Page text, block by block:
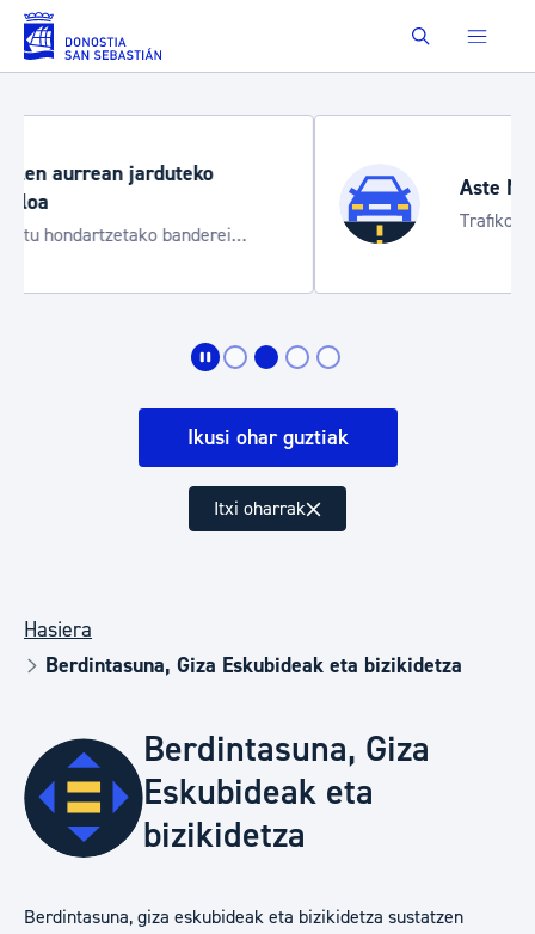
Eduki nagusira joan Buscar
Aste Nagusia 2026
Trafiko mozketak eta garraio zerbitzu
bereziak
Ikusi ohar guztiak
Itxi oharrak
Hasiera
Berdintasuna, Giza Eskubideak eta bizikidetza
Berdintasuna, Giza
Eskubideak eta
bizikidetza
Berdintasuna, giza eskubideak eta bizikidetza sustatzen